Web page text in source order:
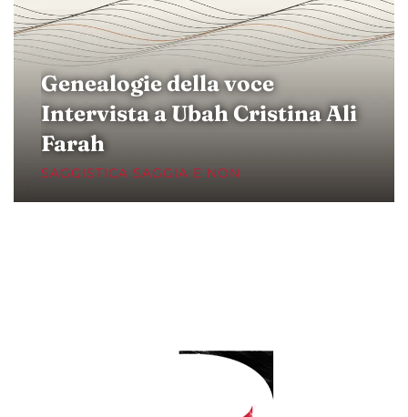
Genealogie della voce
Intervista a Ubah Cristina Ali
Farah
SAGGISTICA SAGGIA E NON